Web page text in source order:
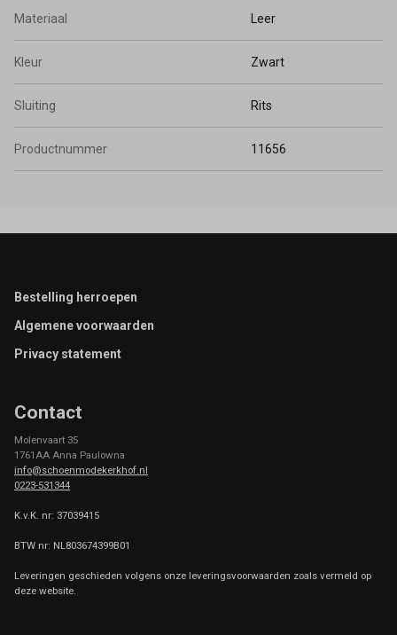
Samenstelling
Schouderband
Verstelbaar
Sluitingstype-Tassen
1 met rits
N.V.T
Keycord
Ja
Kleur-Hardware
Gun metal
Sluitingstype-Lederwaren
Materiaal Leer
Kleur Zwart
Sluiting Rits
Productnummer 11656
Footer
Bestelling herroepen
Algemene voorwaarden
Privacy statement
Contact
Molenvaart 35
1761AA Anna Paulowna
info@schoenmodekerkhof.nl
0223-531344
K.v.K. nr: 37039415
BTW nr: NL803674399B01
Leveringen geschieden volgens onze leveringsvoorwaarden zoals vermeld op
deze website.